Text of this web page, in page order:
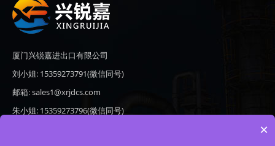
厦门兴锐嘉进出口有限公司
刘小姐: 15359273791(微信同号)
邮箱: sales1@xrjdcs.com
朱小姐: 15359273796(微信同号)
×